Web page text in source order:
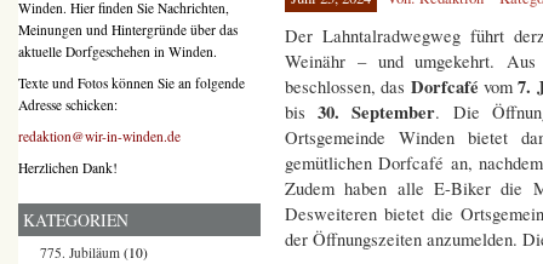
Der Lahntalradwegweg führt
Weinähr – und umgekehrt.
beschlossen, das Dorfcafé vom7.
bis30. September. Die
Ortsgemeinde Winden bietet
gemütlichen Dorfcafé an,
Zudem haben alle E-Biker die
Desweiteren bietet die
der Öffnungszeiten anzumelden.
Winden. Hier finden Sie Nachrichten,
Meinungen und Hintergründe über das
aktuelle Dorfgeschehen in Winden.
Texte und Fotos können Sie an folgende
Adresse schicken:
redaktion@wir-in-winden.de
Herzlichen Dank!
KATEGORIEN
775. Jubiläum (10)